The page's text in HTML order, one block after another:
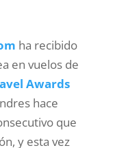
ha recibido
en vuelos de
Awards
hace
que
y esta vez